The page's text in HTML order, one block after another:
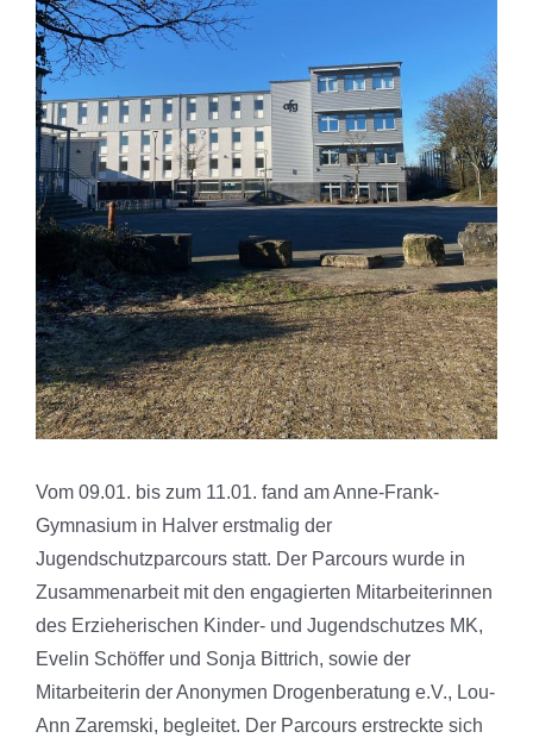
Vom 09.01. bis zum 11.01. fand am Anne-Frank-
Gymnasium in Halver erstmalig der
Jugendschutzparcours statt. Der Parcours wurde in
Zusammenarbeit mit den engagierten Mitarbeiterinnen
des Erzieherischen Kinder- und Jugendschutzes MK,
Evelin Schöffer und Sonja Bittrich, sowie der
Mitarbeiterin der Anonymen Drogenberatung e.V., Lou-
Ann Zaremski, begleitet. Der Parcours erstreckte sich